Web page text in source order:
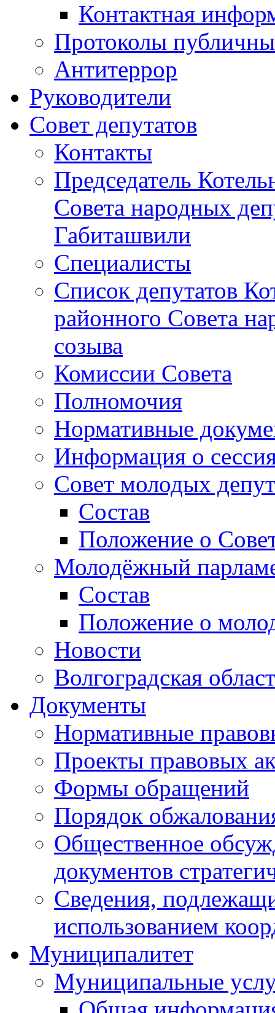
Контактная
Протоколы
Антитеррор
Руководители
Совет депутатов
Контакты
Председатель
Совета народных
Габиташвили
Специалисты
Список депутатов
районного Совета
созыва
Комиссии Совета
Полномочия
Нормативные
Информация о
Совет молодых
Состав
Положение о
Молодёжный
Состав
Положение о
Новости
Волгоградская
Документы
Нормативные
Проекты правовых
Формы обращений
Порядок
Общественное
документов
Сведения,
использованием
Муниципалитет
Муниципальные